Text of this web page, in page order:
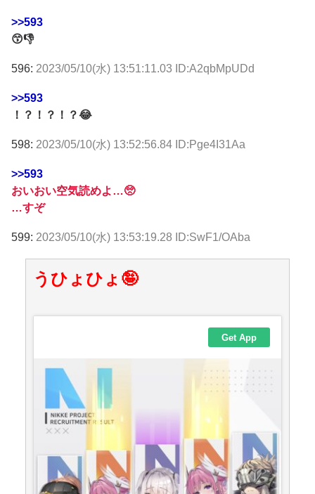
>>593
😙👎
596: 2023/05/10(水) 13:51:11.03 ID:A2qbMpUDd
>>593
！？！？！？😂
598: 2023/05/10(水) 13:52:56.84 ID:Pge4I31Aa
>>593
おいおい空気読めよ…🥺
…すぞ
599: 2023/05/10(水) 13:53:19.28 ID:SwF1/OAba
うひょひょ🤪